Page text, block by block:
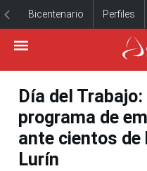
Bicentenario Perfiles
Día del
programa de
ante cientos de
Lurín